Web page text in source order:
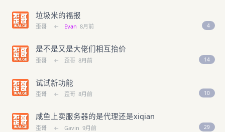
垃圾米的福报
歪哥 ← Evan 8月前 4
是不是又是大佬们相互抬价
歪哥 ← 歪哥 8月前 14
试试新功能
歪哥 ← 歪哥 8月前 10
咸鱼上卖服务器的是代理还是xiqian
歪哥 ← Gavin 9月前 29